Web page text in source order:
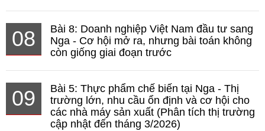
08
Bài 8: Doanh nghiệp Việt Nam đầu tư sang
Nga - Cơ hội mở ra, nhưng bài toán không
còn giống giai đoạn trước
09
Bài 5: Thực phẩm chế biến tại Nga - Thị
trường lớn, nhu cầu ổn định và cơ hội cho
các nhà máy sản xuất (Phân tích thị trường
cập nhật đến tháng 3/2026)